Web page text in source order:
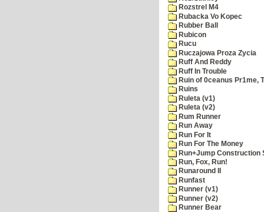
Rozstrel M4
Rubacka Vo Kopec
Rubber Ball
Rubicon
Rucu
Ruczajowa Proza Zycia
Ruff And Reddy
Ruff In Trouble
Ruin of 0ceanus Pr1me,
Ruins
Ruleta (v1)
Ruleta (v2)
Rum Runner
Run Away
Run For It
Run For The Money
Run+Jump Construction
Run, Fox, Run!
Runaround II
Runfast
Runner (v1)
Runner (v2)
Runner Bear